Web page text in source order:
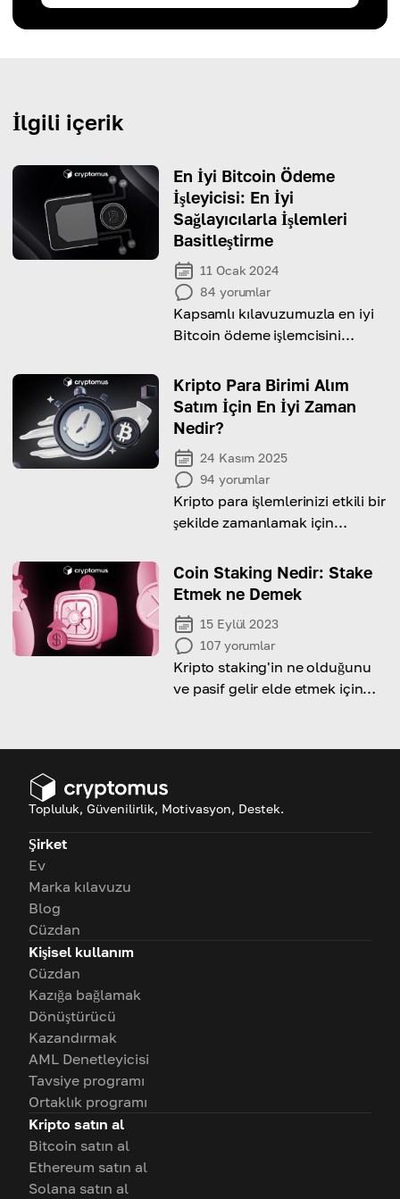
İlgili içerik
En İyi Bitcoin Ödeme
İşleyicisi: En İyi
Sağlayıcılarla İşlemleri
Basitleştirme
11 Ocak 2024
84 yorumlar
Kapsamlı kılavuzumuzla en iyi
Bitcoin ödeme işlemcisini
Kripto Para Birimi Alım
Satım İçin En İyi Zaman
Nedir?
24 Kasım 2025
94 yorumlar
Kripto para işlemlerinizi etkili bir
şekilde zamanlamak için
derinlemesine dalmak için,
temel içgörüleri incelediğimiz
Coin Staking Nedir: Stake
Etmek ne Demek
15 Eylül 2023
107 yorumlar
Kripto staking'in ne olduğunu
ve pasif gelir elde etmek için
Topluluk, Güvenilirlik, Motivasyon, Destek.
Şirket
Ev
Marka kılavuzu
Blog
Cüzdan
Kişisel kullanım
Cüzdan
Kazığa bağlamak
Dönüştürücü
Kazandırmak
AML Denetleyicisi
Tavsiye programı
Ortaklık programı
Kripto satın al
Bitcoin satın al
Ethereum satın al
Solana satın al